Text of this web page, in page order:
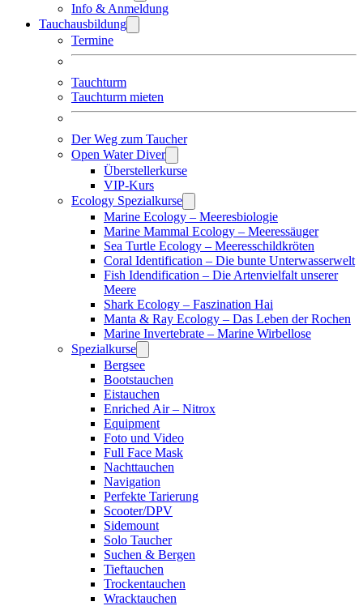
Info & Anmeldung
Tauchausbildung
Termine
Tauchturm
Tauchturm mieten
Der Weg zum Taucher
Open Water Diver
Überstellerkurse
VIP-Kurs
Ecology Spezialkurse
Marine Ecology – Meeresbiologie
Marine Mammal Ecology – Meeressäuger
Sea Turtle Ecology – Meeresschildkröten
Coral Identification – Die bunte Unterwasserwelt
Fish Idendification – Die Artenvielfalt unserer
Meere
Shark Ecology – Faszination Hai
Manta & Ray Ecology – Das Leben der Rochen
Marine Invertebrate – Marine Wirbellose
Spezialkurse
Bergsee
Bootstauchen
Eistauchen
Enriched Air – Nitrox
Equipment
Foto und Video
Full Face Mask
Nachttauchen
Navigation
Perfekte Tarierung
Scooter/DPV
Sidemount
Solo Taucher
Suchen & Bergen
Tieftauchen
Trockentauchen
Wracktauchen